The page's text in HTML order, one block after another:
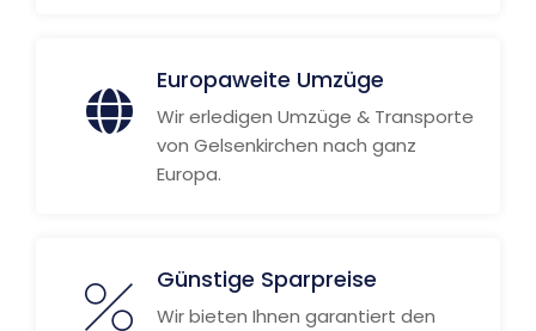
Europaweite Umzüge
Wir erledigen Umzüge & Transporte
von Gelsenkirchen nach ganz
Europa.
Günstige Sparpreise
Wir bieten Ihnen garantiert den